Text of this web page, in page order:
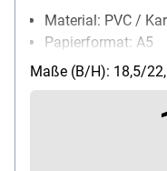
Material: PVC /
Papierformat: A5
Maße (B/H): 18,5/